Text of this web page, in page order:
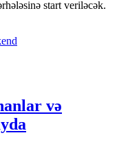
start veriləcək.
və